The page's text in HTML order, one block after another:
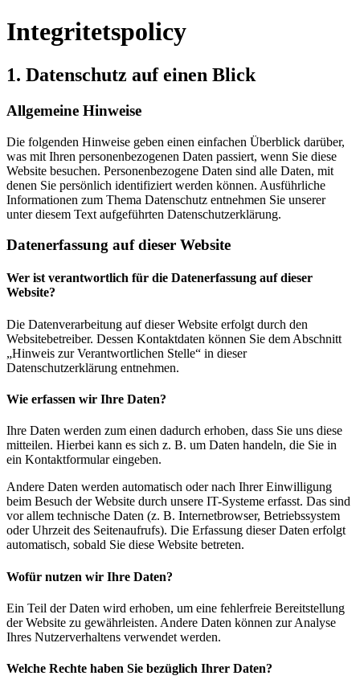
Integritetspolicy
1. Datenschutz auf einen Blick
Allgemeine Hinweise
Die folgenden Hinweise geben einen einfachen Überblick darüber,
was mit Ihren personenbezogenen Daten passiert, wenn Sie diese
Website besuchen. Personenbezogene Daten sind alle Daten, mit
denen Sie persönlich identifiziert werden können. Ausführliche
Informationen zum Thema Datenschutz entnehmen Sie unserer
unter diesem Text aufgeführten Datenschutzerklärung.
Datenerfassung auf dieser Website
Wer ist verantwortlich für die Datenerfassung auf dieser
Website?
Die Datenverarbeitung auf dieser Website erfolgt durch den
Websitebetreiber. Dessen Kontaktdaten können Sie dem Abschnitt
„Hinweis zur Verantwortlichen Stelle“ in dieser
Datenschutzerklärung entnehmen.
Wie erfassen wir Ihre Daten?
Ihre Daten werden zum einen dadurch erhoben, dass Sie uns diese
mitteilen. Hierbei kann es sich z. B. um Daten handeln, die Sie in
ein Kontaktformular eingeben.
Andere Daten werden automatisch oder nach Ihrer Einwilligung
beim Besuch der Website durch unsere IT-Systeme erfasst. Das sind
vor allem technische Daten (z. B. Internetbrowser, Betriebssystem
oder Uhrzeit des Seitenaufrufs). Die Erfassung dieser Daten erfolgt
automatisch, sobald Sie diese Website betreten.
Wofür nutzen wir Ihre Daten?
Ein Teil der Daten wird erhoben, um eine fehlerfreie Bereitstellung
der Website zu gewährleisten. Andere Daten können zur Analyse
Ihres Nutzerverhaltens verwendet werden.
Welche Rechte haben Sie bezüglich Ihrer Daten?